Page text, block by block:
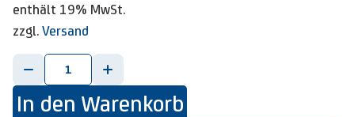
enthält 19% MwSt.
zzgl. Versand
-
+
In den Warenkorb